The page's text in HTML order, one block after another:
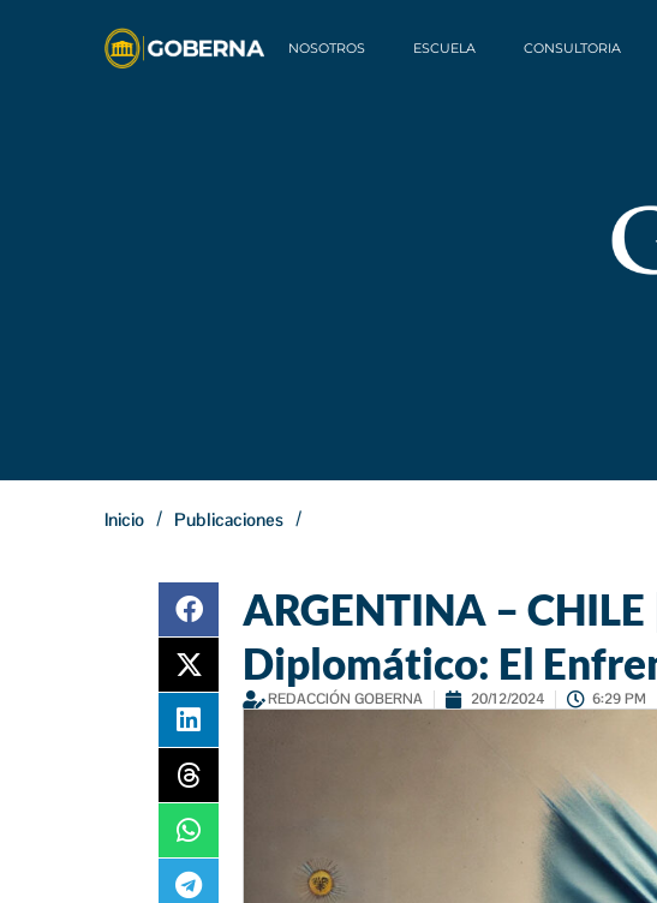
NOSOTROS ESCUELA CONSULTORIA
Inicio / Publicaciones /
ARGENTINA –
Diplomático: El
REDACCIÓN GOBERNA 20/12/2024 6:29 PM